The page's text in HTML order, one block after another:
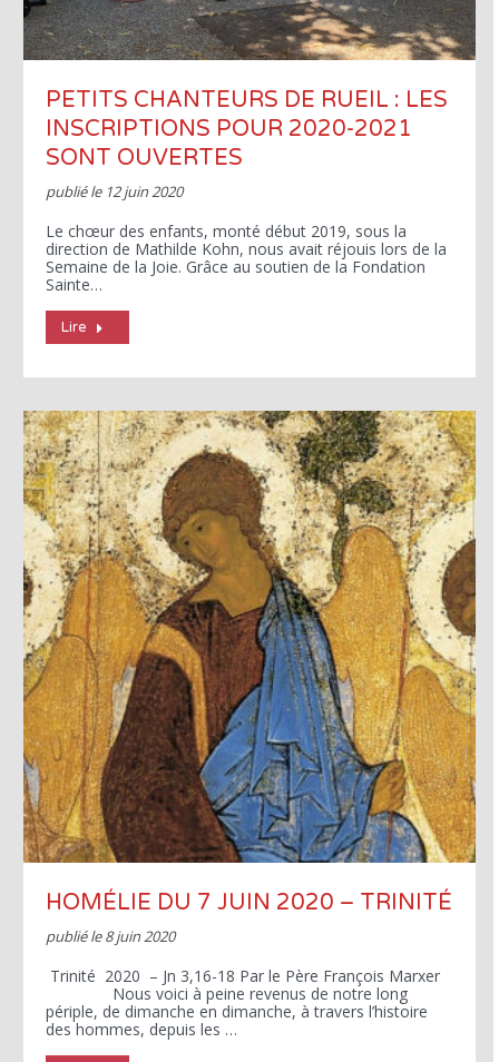
PETITS CHANTEURS DE RUEIL : LES
INSCRIPTIONS POUR 2020-2021
SONT OUVERTES
publié le 12 juin 2020
Le chœur des enfants, monté début 2019, sous la
direction de Mathilde Kohn, nous avait réjouis lors de la
Semaine de la Joie. Grâce au soutien de la Fondation
Sainte…
Lire
HOMÉLIE DU 7 JUIN 2020 – TRINITÉ
publié le8 juin 2020
Trinité 2020 – Jn 3,16-18 Par le Père François Marxer
Nous voici à peine revenus de notre long
périple, de dimanche en dimanche, à travers l’histoire
des hommes, depuis les …